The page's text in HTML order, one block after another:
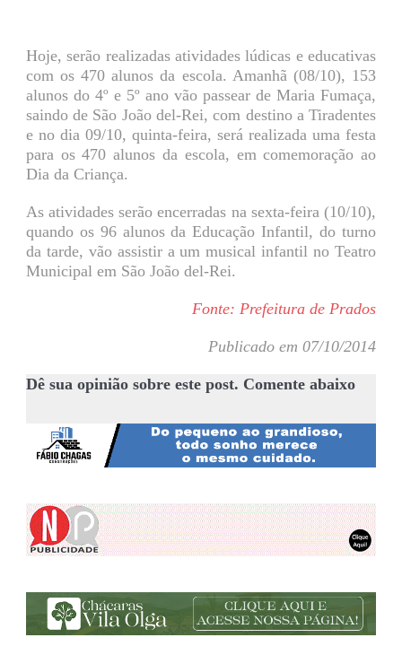
Hoje, serão realizadas atividades lúdicas e educativas
com os 470 alunos da escola. Amanhã (08/10), 153
alunos do 4º e 5º ano vão passear de Maria Fumaça,
saindo de São João del-Rei, com destino a Tiradentes
e no dia 09/10, quinta-feira, será realizada uma festa
para os 470 alunos da escola, em comemoração ao
Dia da Criança.
As atividades serão encerradas na sexta-feira (10/10),
quando os 96 alunos da Educação Infantil, do turno
da tarde, vão assistir a um musical infantil no Teatro
Municipal em São João del-Rei.
Fonte: Prefeitura de Prados
Publicado em 07/10/2014
Dê sua opinião sobre este post. Comente abaixo